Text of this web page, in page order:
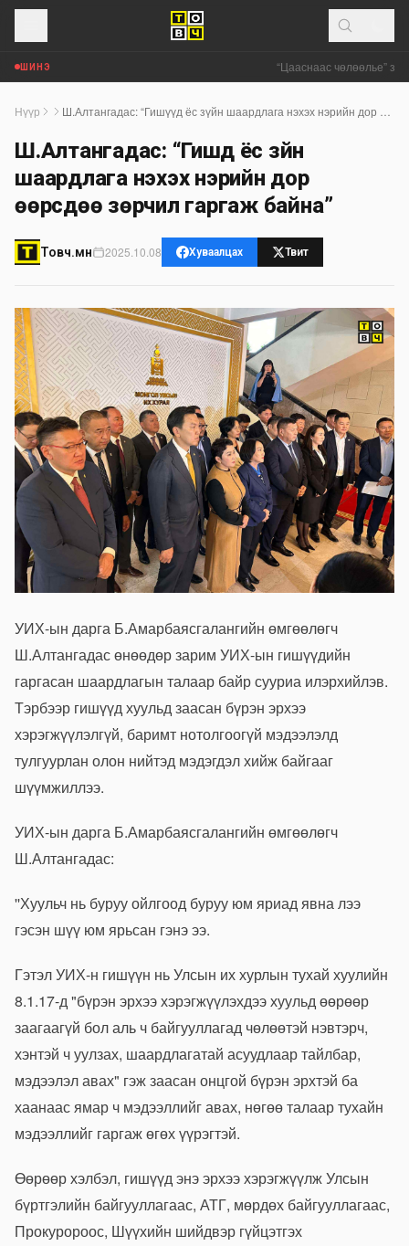
ШИНЭ “Цааснаас чөлөөлье”
Нүүр
Ш.Алтангадас: “Гишүүд ёс зүйн
шаардлага нэхэх нэрийн дор
өөрсдөө зөрчил гаргаж байна”
Товч.мн 2025.10.08 Хуваалцах Твит
УИХ-ын дарга Б.Амарбаясгалангийн өмгөөлөгч
Ш.Алтангадас өнөөдөр зарим УИХ-ын гишүүдийн
гаргасан шаардлагын талаар байр сууриа илэрхийлэв.
Тэрбээр гишүүд хуульд заасан бүрэн эрхээ
хэрэгжүүлэлгүй, баримт нотолгоогүй мэдээлэлд
тулгуурлан олон нийтэд мэдэгдэл хийж байгааг
шүүмжиллээ.
УИХ-ын дарга Б.Амарбаясгалангийн өмгөөлөгч
Ш.Алтангадас:
''Хуульч нь буруу ойлгоод буруу юм яриад явна лээ
гэсэн шүү юм ярьсан гэнэ ээ.
Гэтэл УИХ-н гишүүн нь Улсын их хурлын тухай хуулийн
8.1.17-д "бүрэн эрхээ хэрэгжүүлэхдээ хуульд өөрөөр
заагаагүй бол аль ч байгууллагад чөлөөтэй нэвтэрч,
хэнтэй ч уулзах, шаардлагатай асуудлаар тайлбар,
мэдээлэл авах" гэж заасан онцгой бүрэн эрхтэй ба
хаанаас ямар ч мэдээллийг авах, нөгөө талаар тухайн
мэдээллийг гаргаж өгөх үүрэгтэй.
Өөрөөр хэлбэл, гишүүд энэ эрхээ хэрэгжүүлж Улсын
бүртгэлийн байгууллагаас, АТГ, мөрдөх байгууллагаас,
Прокуророос, Шүүхийн шийдвэр гүйцэтгэх